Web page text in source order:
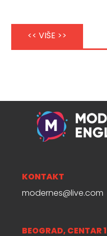
<< VIŠE >>
KONTAKT
modernes@live.com
BEOGRAD, CENTAR 1